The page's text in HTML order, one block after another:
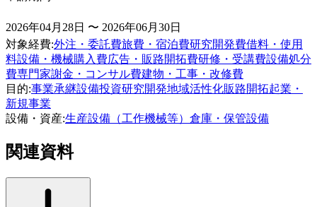
2026年04月28日 〜 2026年06月30日
対象経費:外注・委託費旅費・宿泊費研究開発費借料・使用
料設備・機械購入費広告・販路開拓費研修・受講費設備処分
費専門家謝金・コンサル費建物・工事・改修費
目的:事業承継設備投資研究開発地域活性化販路開拓起業・
新規事業
設備・資産:生産設備（工作機械等） 倉庫・保管設備
関連資料